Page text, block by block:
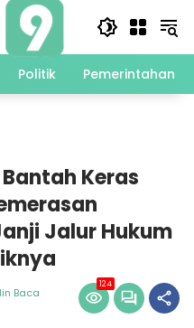
Politik Pemerintahan
Keras
Jalur Hukum
Baca
124